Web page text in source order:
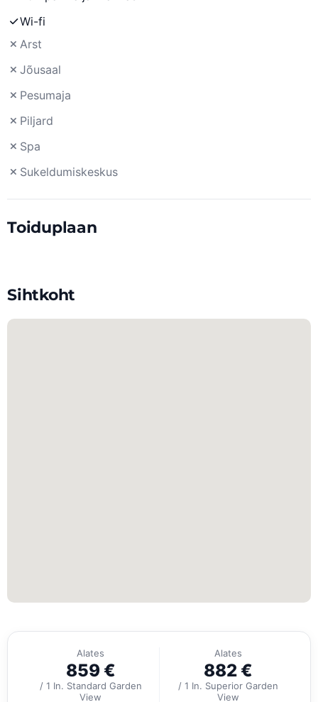
Wi-fi
Arst
Jõusaal
Pesumaja
Piljard
Spa
Sukeldumiskeskus
Toiduplaan
Sihtkoht
Alates
859 €
/ 1 In. Standard Garden
View
Alates
882 €
/ 1 In. Superior Garden
View